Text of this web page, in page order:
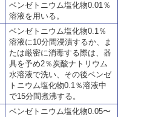
ベンゼトニウム塩化物0.01％
溶液を用いる。
ベンゼトニウム塩化物0.1％
溶液に10分間浸漬するか、ま
たは厳密に消毒する際は、器
具を予め2％炭酸ナトリウム
水溶液で洗い、その後ベンゼ
トニウム塩化物0.1％溶液中
で15分間煮沸する。
ベンゼトニウム塩化物0.05〜